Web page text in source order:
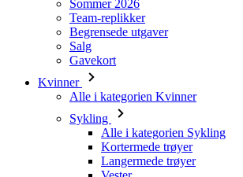
Kvinner
Alle i kategorien Kvinner
Sykling
Alle i kategorien Sykling
Langermede trøyer
Vester
Jakker
Shorts
3/4 Tights
Lange bukser